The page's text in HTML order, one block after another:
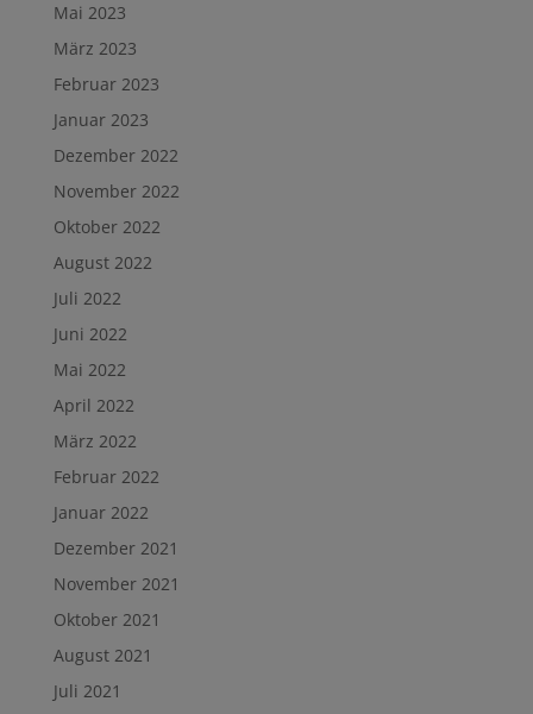
Mai 2023
März 2023
Februar 2023
Januar 2023
Dezember 2022
November 2022
Oktober 2022
August 2022
Juli 2022
Juni 2022
Mai 2022
April 2022
März 2022
Februar 2022
Januar 2022
Dezember 2021
November 2021
Oktober 2021
August 2021
Juli 2021